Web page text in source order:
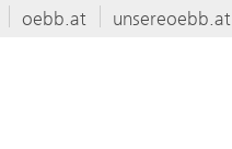
oebb.at unsereoebb.at